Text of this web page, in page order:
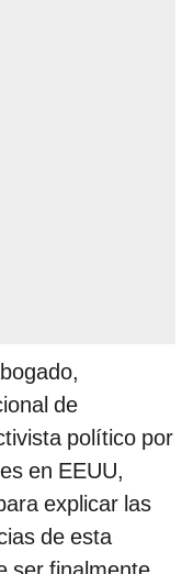
de
político por
en EEUU,
explicar las
de esta